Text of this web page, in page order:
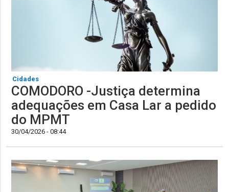
Cidades
COMODORO -Justiça determina
adequações em Casa Lar a pedido
do MPMT
30/04/2026 - 08:44